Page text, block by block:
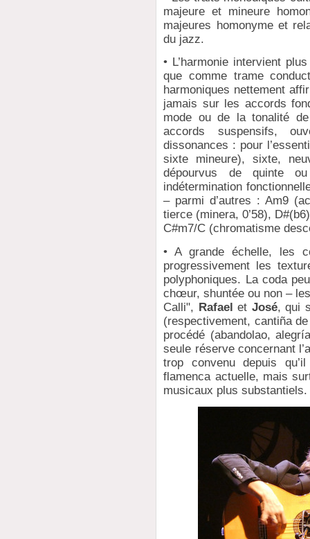
majeure et mineure
majeures homonyme et
du jazz.
• L’harmonie intervient
que comme trame
harmoniques nettement
jamais sur les accords
mode ou de la tonalité
accords suspensifs,
dissonances : pour
sixte mineure), sixte,
dépourvus de quinte
indétermination
– parmi d’autres : Am9
tierce (minera, 0’58),
C#m7/C (chromatisme
• A grande échelle, les
progressivement les
polyphoniques. La coda
chœur, shuntée ou non –
Calli", Rafael et José, qui
(respectivement, cantiña
procédé (abandolao,
seule réserve concernant
trop convenu depuis
flamenca actuelle, mais
musicaux plus substantiels.